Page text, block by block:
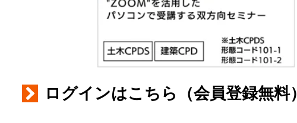
ログインはこちら（会員登録無料）